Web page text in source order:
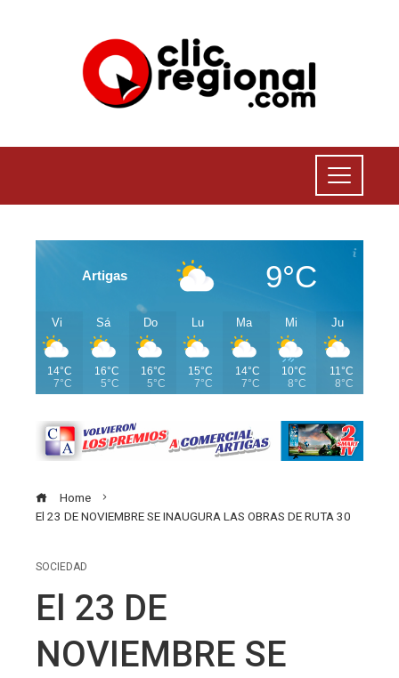
Artigas 9°C
Vi
14°C
7°C
Sá
16°C
5°C
Do
16°C
5°C
Lu
15°C
7°C
Ma
14°C
7°C
Mi
10°C
8°C
Ju
11°C
8°C
Home
El 23 DE NOVIEMBRE SE INAUGURA LAS OBRAS DE RUTA 30
SOCIEDAD
El 23 DE
NOVIEMBRE SE